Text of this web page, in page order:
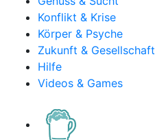
Konflikt & Krise
Körper & Psyche
Zukunft & Gesellschaft
Hilfe
Videos & Games